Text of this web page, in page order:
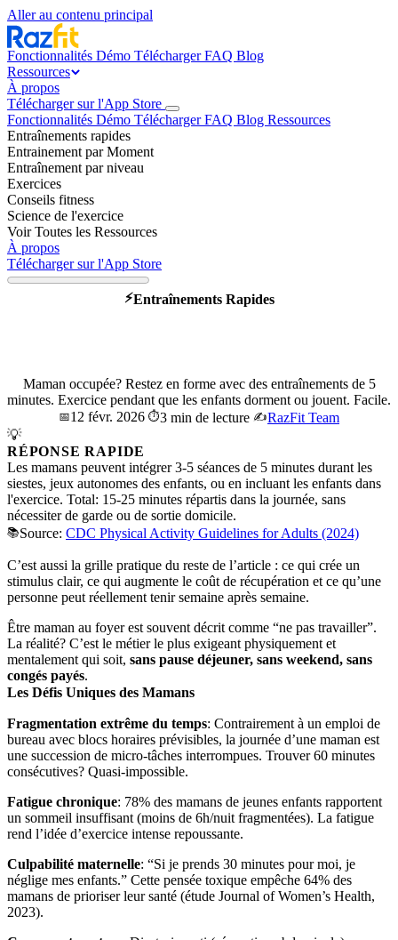
Aller au contenu principal
Fonctionnalités Démo TéléchargerFAQ Blog
Ressources
À propos
Télécharger sur l'App Store
Fonctionnalités Démo TéléchargerFAQ Blog Ressources
Entraînements rapides
Entrainement par Moment
Entraînement par niveau
Exercices
Conseils fitness
Science de l'exercice
Voir Toutes les Ressources
À propos
Télécharger sur l'App Store
⚡Entraînements Rapides
Maman occupée? Restez en forme avec des entraînements de 5
minutes. Exercice pendant que les enfants dorment ou jouent. Facile.
📅12 févr. 2026 ⏱️3 min de lecture ✍️RazFit Team
💡
RÉPONSE RAPIDE
Les mamans peuvent intégrer 3-5 séances de 5 minutes durant les
siestes, jeux autonomes des enfants, ou en incluant les enfants dans
l'exercice. Total: 15-25 minutes répartis dans la journée, sans
nécessiter de garde ou de sortie domicile.
📚Source: CDC Physical Activity Guidelines for Adults (2024)
C’est aussi la grille pratique du reste de l’article : ce qui crée un
stimulus clair, ce qui augmente le coût de récupération et ce qu’une
personne peut réellement tenir semaine après semaine.
Être maman au foyer est souvent décrit comme “ne pas travailler”.
La réalité? C’est le métier le plus exigeant physiquement et
mentalement qui soit, sans pause déjeuner, sans weekend, sans
congés payés.
Les Défis Uniques des Mamans
Fragmentation extrême du temps: Contrairement à un emploi de
bureau avec blocs horaires prévisibles, la journée d’une maman est
une succession de micro-tâches interrompues. Trouver 60 minutes
consécutives? Quasi-impossible.
Fatigue chronique: 78% des mamans de jeunes enfants rapportent
un sommeil insuffisant (moins de 6h/nuit fragmentées). La fatigue
rend l’idée d’exercice intense repoussante.
Culpabilité maternelle: “Si je prends 30 minutes pour moi, je
néglige mes enfants.” Cette pensée toxique empêche 64% des
mamans de prioriser leur santé (étude Journal of Women’s Health,
2023).